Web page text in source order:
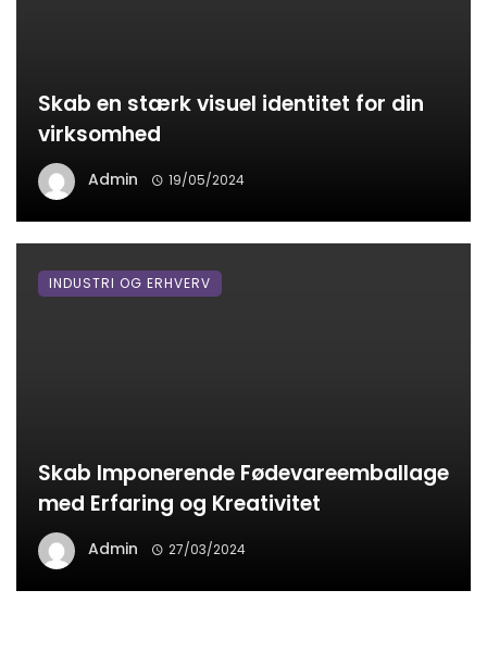
Skab en stærk visuel identitet for din
virksomhed
Admin 19/05/2024
Skab Imponerende Fødevareemballage
med Erfaring og Kreativitet
Admin 27/03/2024
INDUSTRI OG ERHVERV